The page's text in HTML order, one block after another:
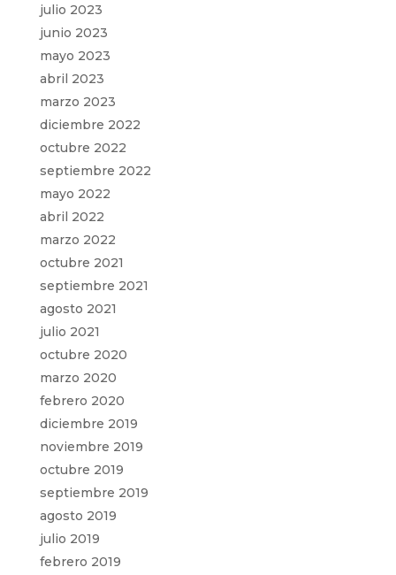
julio 2023
junio 2023
mayo 2023
abril 2023
marzo 2023
diciembre 2022
octubre 2022
septiembre 2022
mayo 2022
abril 2022
marzo 2022
octubre 2021
septiembre 2021
agosto 2021
julio 2021
octubre 2020
marzo 2020
febrero 2020
diciembre 2019
noviembre 2019
octubre 2019
septiembre 2019
agosto 2019
julio 2019
febrero 2019